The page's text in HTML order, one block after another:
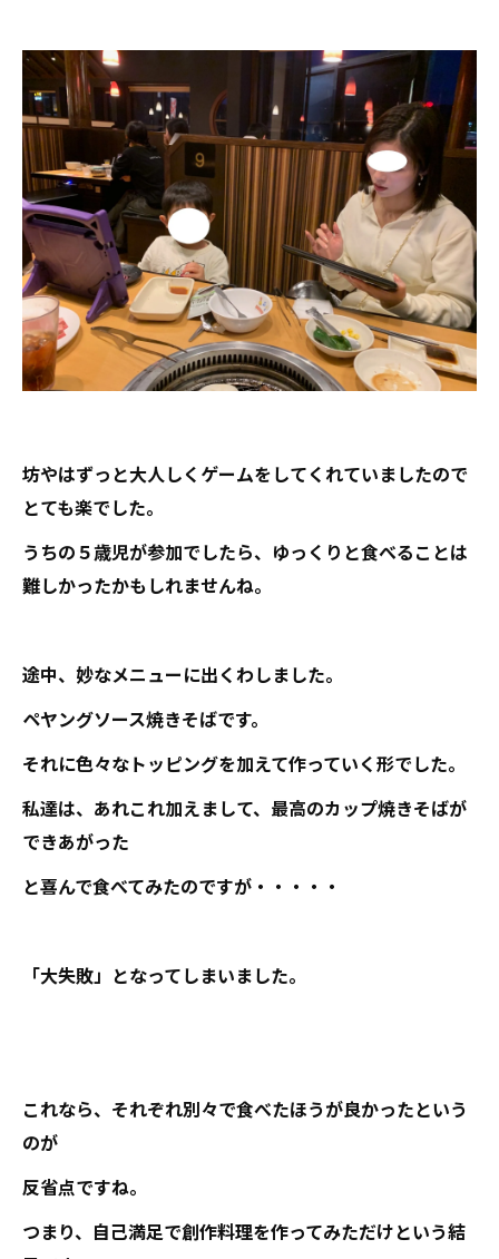
坊やはずっと大人しくゲームをしてくれていましたので
とても楽でした。
うちの５歳児が参加でしたら、ゆっくりと食べることは
難しかったかもしれませんね。
途中、妙なメニューに出くわしました。
ペヤングソース焼きそばです。
それに色々なトッピングを加えて作っていく形でした。
私達は、あれこれ加えまして、最高のカップ焼きそばが
できあがった
と喜んで食べてみたのですが・・・・・
「大失敗」となってしまいました。
これなら、それぞれ別々で食べたほうが良かったという
のが
反省点ですね。
つまり、自己満足で創作料理を作ってみただけという結